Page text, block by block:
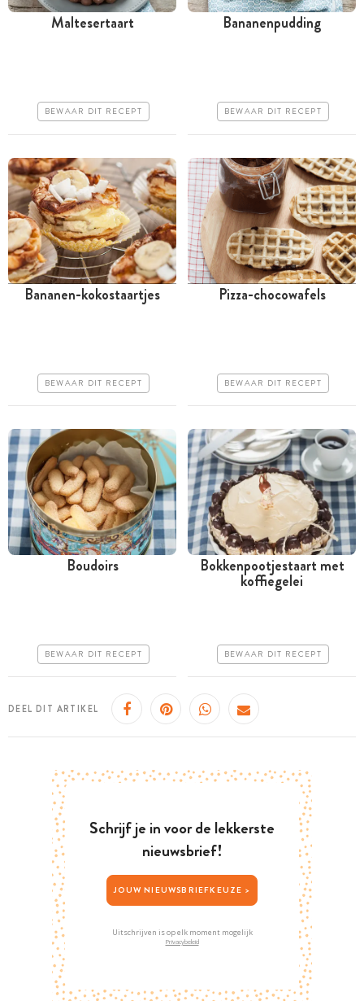
Makkelijk
Maltesertaart
BEWAAR DIT RECEPT
Bananenpudding
BEWAAR DIT RECEPT
Makkelijk
Bananen-kokostaartjes
BEWAAR DIT RECEPT Erg makkelijk
Pizza-chocowafels
BEWAAR DIT RECEPT
Boudoirs
BEWAAR DIT RECEPT
Meer dan 1 uur
Makkelijk
Bokkenpootjestaart met
koffiegelei
BEWAAR DIT RECEPT
DEEL DIT ARTIKEL
Schrijf je in voor de lekkerste
nieuwsbrief!
JOUW NIEUWSBRIEFKEUZE >
Uitschrijven is op elk moment mogelijk
Privacybeleid